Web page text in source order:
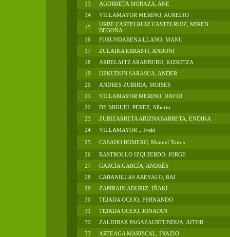
13
AGORRETA MORAZA, ANE
14
VILLAMAYOR MERINO, AURELIO
15
URBE CASTELRUIZ CASTELRUIZ, MIREN
BEGOÑA
16
FURUNDARENA LLANO, MANU
17
ZULAIKA ERRASTI, ANDONI
18
ARBELAITZ ARANBURU, KIZKITZA
19
UZKUDUN SARASUA, ANDER
20
ANDRES ZUBIRIA, MOISES
21
VILLAMAYOR MERINO, DAVID
22
DE MIGUEL PEREZ, Alberto
23
ZUBIZARRETA ARIZNABARRETA, ENDIKA
24
VILLAMAYOR ., I¤aki
25
CASADO ROMERO, Manuel Tom s
26
RASTROLLO IZQUIERDO, JORGE
27
GARCÍA GARCÍA, ANDRÉS
28
CABANILLAS AREVALO, RAI
29
ZAPIRAIN ADURIZ, IÑAKI
30
TEJADA OCEJO, FERNANDO
31
TEJADA OCEJO, JONATAN
32
ZALDIBAR PAGAZAURTUNDUA, AITOR
33
ARTEAGA MARISCAL, INAZIO